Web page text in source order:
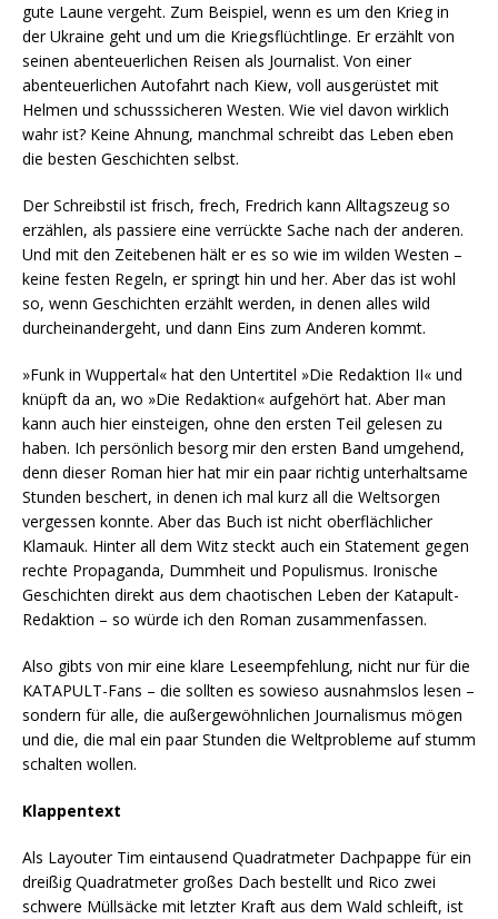
gute Laune vergeht. Zum Beispiel, wenn es um den Krieg in
der Ukraine geht und um die Kriegsflüchtlinge. Er erzählt von
seinen abenteuerlichen Reisen als Journalist. Von einer
abenteuerlichen Autofahrt nach Kiew, voll ausgerüstet mit
Helmen und schusssicheren Westen. Wie viel davon wirklich
wahr ist? Keine Ahnung, manchmal schreibt das Leben eben
die besten Geschichten selbst.
Der Schreibstil ist frisch, frech, Fredrich kann Alltagszeug so
erzählen, als passiere eine verrückte Sache nach der anderen.
Und mit den Zeitebenen hält er es so wie im wilden Westen –
keine festen Regeln, er springt hin und her. Aber das ist wohl
so, wenn Geschichten erzählt werden, in denen alles wild
durcheinandergeht, und dann Eins zum Anderen kommt.
»Funk in Wuppertal« hat den Untertitel »Die Redaktion II« und
knüpft da an, wo »Die Redaktion« aufgehört hat. Aber man
kann auch hier einsteigen, ohne den ersten Teil gelesen zu
haben. Ich persönlich besorg mir den ersten Band umgehend,
denn dieser Roman hier hat mir ein paar richtig unterhaltsame
Stunden beschert, in denen ich mal kurz all die Weltsorgen
vergessen konnte. Aber das Buch ist nicht oberflächlicher
Klamauk. Hinter all dem Witz steckt auch ein Statement gegen
rechte Propaganda, Dummheit und Populismus. Ironische
Geschichten direkt aus dem chaotischen Leben der Katapult-
Redaktion – so würde ich den Roman zusammenfassen.
Also gibts von mir eine klare Leseempfehlung, nicht nur für die
KATAPULT-Fans – die sollten es sowieso ausnahmslos lesen –
sondern für alle, die außergewöhnlichen Journalismus mögen
und die, die mal ein paar Stunden die Weltprobleme auf stumm
schalten wollen.
Klappentext
Als Layouter Tim eintausend Quadratmeter Dachpappe für ein
dreißig Quadratmeter großes Dach bestellt und Rico zwei
schwere Müllsäcke mit letzter Kraft aus dem Wald schleift, ist